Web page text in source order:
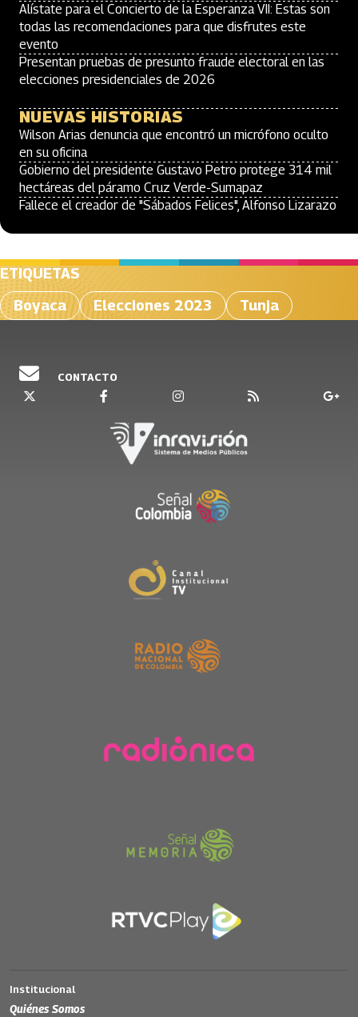
Alístate para el Concierto de la Esperanza VII: Estas son
todas las recomendaciones para que disfrutes este
evento
Presentan pruebas de presunto fraude electoral en las
elecciones presidenciales de 2026
NUEVAS HISTORIAS
Wilson Arias denuncia que encontró un micrófono oculto
en su oficina
Gobierno del presidente Gustavo Petro protege 314 mil
hectáreas del páramo Cruz Verde-Sumapaz
Fallece el creador de "Sábados Felices", Alfonso Lizarazo
ETIQUETAS
Boyaca
Elecciones 2023 Tunja
CONTACTO
Institucional
Quiénes Somos